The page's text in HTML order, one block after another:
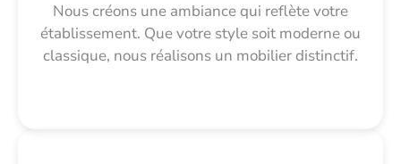
Nous créons une ambiance qui reflète votre
établissement. Que votre style soit moderne ou
classique, nous réalisons un mobilier distinctif.